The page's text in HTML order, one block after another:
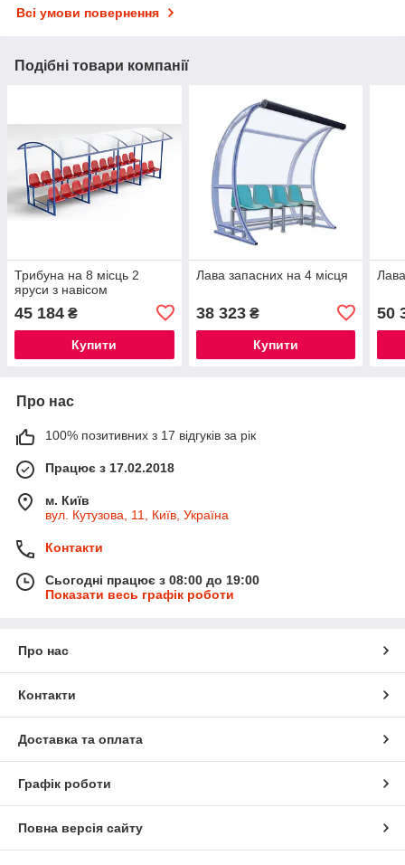
Всі умови повернення
Подібні товари компанії
Трибуна на 8 місць 2
яруси з навісом
45 184 ₴
Купити
Лава запасних на 4 місця
38 323₴
Купити
50
Про нас
100% позитивних з 17 відгуків за рік
Працює з 17.02.2018
м. Київ
вул. Кутузова, 11, Київ, Україна
Контакти
Сьогодні працює з 08:00 до 19:00
Показати весь графік роботи
Про нас
Контакти
Доставка та оплата
Графік роботи
Повна версія сайту